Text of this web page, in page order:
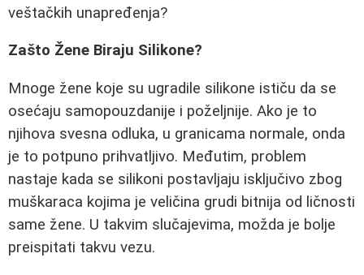
veštačkih unapređenja?
Zašto Žene Biraju Silikone?
Mnoge žene koje su ugradile silikone ističu da se
osećaju samopouzdanije i poželjnije. Ako je to
njihova svesna odluka, u granicama normale, onda
je to potpuno prihvatljivo. Međutim, problem
nastaje kada se silikoni postavljaju isključivo zbog
muškaraca kojima je veličina grudi bitnija od ličnosti
same žene. U takvim slučajevima, možda je bolje
preispitati takvu vezu.